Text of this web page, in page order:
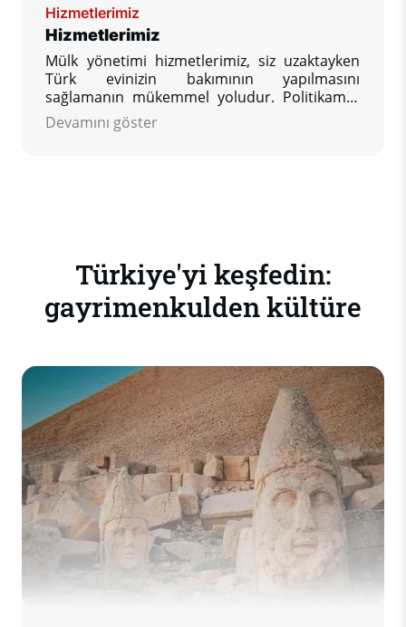
Hizmetlerimiz
Hizmetlerimiz
Mülk yönetimi hizmetlerimiz, siz uzaktayken
Türk evinizin bakımının yapılmasını
sağlamanın mükemmel yoludur. Politikamız,
Türkiye'deki mülkünüzün geri döndüğünüzde
bulmak istediğiniz durumda olmasını
Devamını göster
Türkiye'yi keşfedin:
gayrimenkulden kültüre